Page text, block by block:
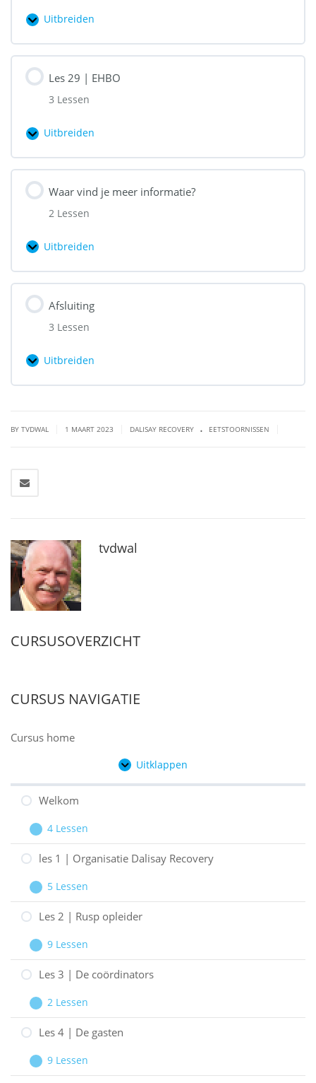
Uitbreiden
28
Werken
in
Les 29 | EHBO
3 Lessen
Uitbreiden
29
EHBO
Waar vind je meer informatie?
2 Lessen
Uitbreiden
vind
meer
informatie?
Afsluiting
3 Lessen
Uitbreiden
BY TVDWAL 1 MAART 2023 DALISAY RECOVERY . EETSTOORNISSEN
tvdwal
CURSUSOVERZICHT
CURSUS NAVIGATIE
Cursus home
Uitklappen
Hoofdstukken
Welkom
Uitbreiden
Welkom
4 Lessen
les 1 | Organisatie Dalisay Recovery
Uitbreiden
les
1
Organisatie
Dalisay
5 Lessen
Les 2 | Rusp opleider
Uitbreiden
Les
2
Rusp
opleider
9 Lessen
Les 3 | De coördinators
Uitbreiden
Les
3
De
2 Lessen
Les 4 | De gasten
Uitbreiden
Les
9 Lessen